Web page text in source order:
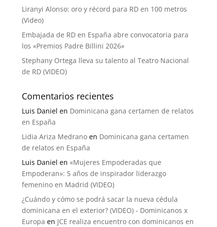
Liranyi Alonso: oro y récord para RD en 100 metros
(Video)
Embajada de RD en España abre convocatoria para
los «Premios Padre Billini 2026»
Stephany Ortega lleva su talento al Teatro Nacional
de RD (VIDEO)
Comentarios recientes
Luis Daniel en Dominicana gana certamen de relatos
en España
Lidia Ariza Medranoen Dominicana gana certamen
de relatos en España
Luis Daniel en «Mujeres Empoderadas que
Empoderan»: 5 años de inspirador liderazgo
femenino en Madrid (VIDEO)
¿Cuándo y cómo se podrá sacar la nueva cédula
dominicana en el exterior? (VIDEO) - Dominicanos x
Europa en JCE realiza encuentro con dominicanos en